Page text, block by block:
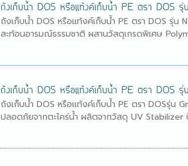
ถังเก็บน้ำ DOS หรือแท้งค์เก็บน้ำ PE ตรา DOS
ถังเก็บน้ำ DOS หรือแท้งค์เก็บน้ำ PE ตรา DOS รุ่
สะท้อนอารมณ์ธรรมชาติ ผสานวัสดุเกรดพิเศษ
ถังเก็บน้ำ DOS หรือแท้งค์เก็บน้ำ PE ตรา DOS
ถังเก็บน้ำ DOS หรือแท้งค์เก็บน้ำ PE ตรา DOSรุ่
ปลอดภัยจากตะไคร่น้ำ ผลิตจากวัสดุ UV